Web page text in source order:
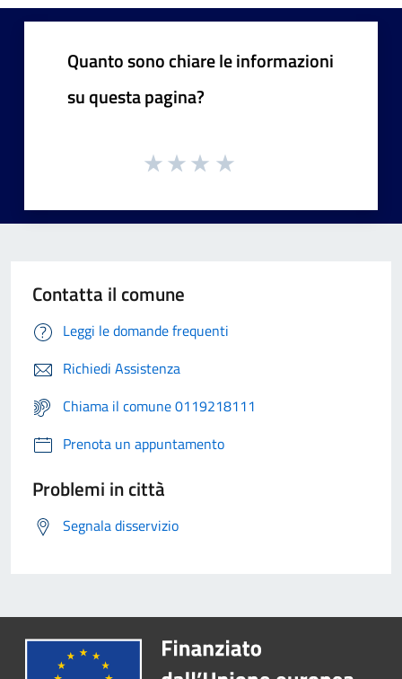
Quanto sono chiare le informazioni
su questa pagina?
Contatta il comune
Leggi le domande frequenti
Richiedi Assistenza
Chiama il comune 0119218111
Prenota un appuntamento
Problemi in città
Segnala disservizio